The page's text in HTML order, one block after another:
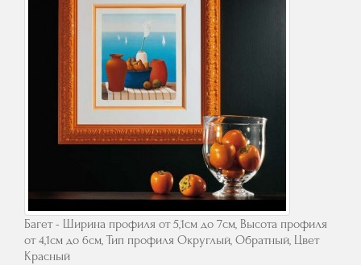
Багет - Ширина профиля от 5,1см до 7см, Высота профиля
от 4,1см до 6см, Тип профиля Округлый, Обратный, Цвет
Красный